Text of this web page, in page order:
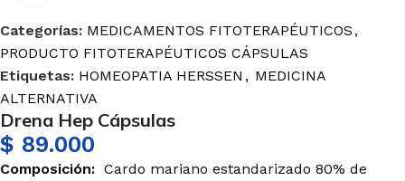
Categorías: MEDICAMENTOS FITOTERAPÉUTICOS ,
PRODUCTO FITOTERAPÉUTICOS CÁPSULAS
Etiquetas: HOMEOPATIA HERSSEN , MEDICINA
ALTERNATIVA
Drena Hep Cápsulas
$ 89.000
Composición: Cardo mariano estandarizado 80% de